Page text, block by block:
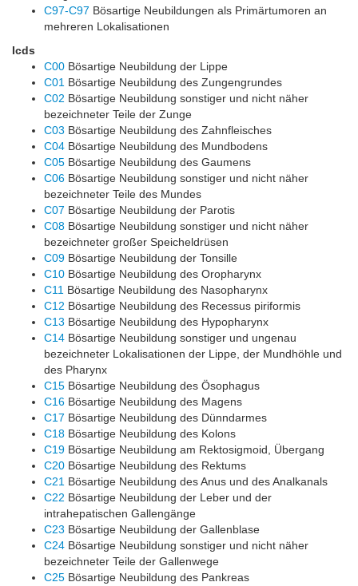
C97-C97 Bösartige Neubildungen als Primärtumoren an
mehreren Lokalisationen
Icds
C00 Bösartige Neubildung der Lippe
C01 Bösartige Neubildung des Zungengrundes
C02 Bösartige Neubildung sonstiger und nicht näher
bezeichneter Teile der Zunge
C03 Bösartige Neubildung des Zahnfleisches
C04 Bösartige Neubildung des Mundbodens
C05 Bösartige Neubildung des Gaumens
C06 Bösartige Neubildung sonstiger und nicht näher
bezeichneter Teile des Mundes
C07 Bösartige Neubildung der Parotis
C08 Bösartige Neubildung sonstiger und nicht näher
bezeichneter großer Speicheldrüsen
C09 Bösartige Neubildung der Tonsille
C10 Bösartige Neubildung des Oropharynx
C11 Bösartige Neubildung des Nasopharynx
C12 Bösartige Neubildung des Recessus piriformis
C13 Bösartige Neubildung des Hypopharynx
C14 Bösartige Neubildung sonstiger und ungenau
bezeichneter Lokalisationen der Lippe, der Mundhöhle und
des Pharynx
C15 Bösartige Neubildung des Ösophagus
C16 Bösartige Neubildung des Magens
C17 Bösartige Neubildung des Dünndarmes
C18 Bösartige Neubildung des Kolons
C19 Bösartige Neubildung am Rektosigmoid, Übergang
C20 Bösartige Neubildung des Rektums
C21 Bösartige Neubildung des Anus und des Analkanals
C22 Bösartige Neubildung der Leber und der
intrahepatischen Gallengänge
C23 Bösartige Neubildung der Gallenblase
C24 Bösartige Neubildung sonstiger und nicht näher
bezeichneter Teile der Gallenwege
C25 Bösartige Neubildung des Pankreas